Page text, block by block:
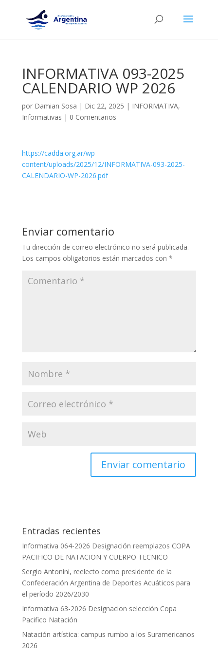
INFORMATIVA 093-2025
CALENDARIO WP 2026
por Damian Sosa | Dic 22, 2025 | INFORMATIVA,
Informativas | 0 Comentarios
https://cadda.org.ar/wp-
content/uploads/2025/12/INFORMATIVA-093-2025-
CALENDARIO-WP-2026.pdf
Enviar comentario
Tu dirección de correo electrónico no será publicada.
Los campos obligatorios están marcados con *
Entradas recientes
Informativa 064-2026 Designación reemplazos COPA
PACIFICO DE NATACION Y CUERPO TECNICO
Sergio Antonini, reelecto como presidente de la
Confederación Argentina de Deportes Acuáticos para
el período 2026/2030
Informativa 63-2026 Designacion selección Copa
Pacifico Natación
Natación artística: campus rumbo a los Suramericanos
2026